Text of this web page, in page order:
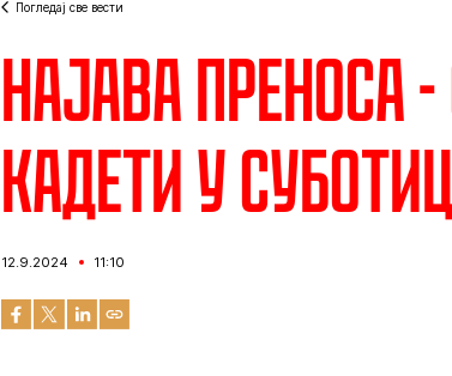
Погледај све вести
Најава преноса
кадети у
12.9.2024 11:10